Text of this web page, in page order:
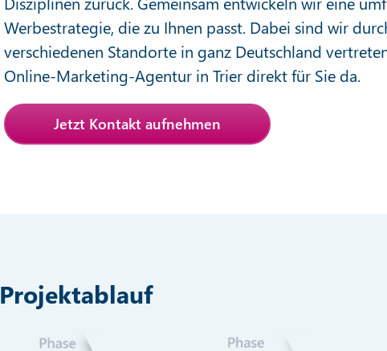
Werbestrategie, die zu Ihnen passt. Dabei sind wir
verschiedenen Standorte in ganz Deutschland
Online-Marketing-Agentur in Trier direkt für Sie da.
Jetzt Kontakt aufnehmen
Projektablauf